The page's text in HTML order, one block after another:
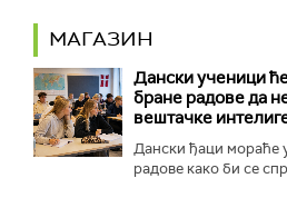
МАГАЗИН
Дански ученици
бране радове да
вештачке
Дански ђаци мораће
радове како би се